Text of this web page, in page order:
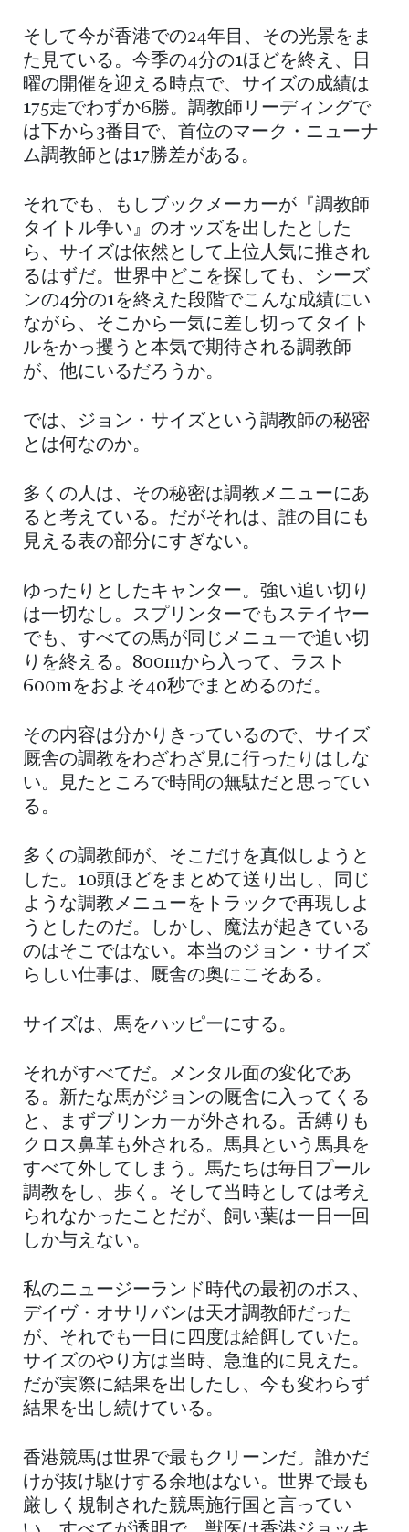
そして今が香港での24年目、その光景をま
た見ている。今季の4分の1ほどを終え、日
曜の開催を迎える時点で、サイズの成績は
175走でわずか6勝。調教師リーディングで
は下から3番目で、首位のマーク・ニューナ
ム調教師とは17勝差がある。
それでも、もしブックメーカーが『調教師
タイトル争い』のオッズを出したとした
ら、サイズは依然として上位人気に推され
るはずだ。世界中どこを探しても、シーズ
ンの4分の1を終えた段階でこんな成績にい
ながら、そこから一気に差し切ってタイト
ルをかっ攫うと本気で期待される調教師
が、他にいるだろうか。
では、ジョン・サイズという調教師の秘密
とは何なのか。
多くの人は、その秘密は調教メニューにあ
ると考えている。だがそれは、誰の目にも
見える表の部分にすぎない。
ゆったりとしたキャンター。強い追い切り
は一切なし。スプリンターでもステイヤー
でも、すべての馬が同じメニューで追い切
りを終える。800mから入って、ラスト
600mをおよそ40秒でまとめるのだ。
その内容は分かりきっているので、サイズ
厩舎の調教をわざわざ見に行ったりはしな
い。見たところで時間の無駄だと思ってい
る。
多くの調教師が、そこだけを真似しようと
した。10頭ほどをまとめて送り出し、同じ
ような調教メニューをトラックで再現しよ
うとしたのだ。しかし、魔法が起きている
のはそこではない。本当のジョン・サイズ
らしい仕事は、厩舎の奥にこそある。
サイズは、馬をハッピーにする。
それがすべてだ。メンタル面の変化であ
る。新たな馬がジョンの厩舎に入ってくる
と、まずブリンカーが外される。舌縛りも
クロス鼻革も外される。馬具という馬具を
すべて外してしまう。馬たちは毎日プール
調教をし、歩く。そして当時としては考え
られなかったことだが、飼い葉は一日一回
しか与えない。
私のニュージーランド時代の最初のボス、
デイヴ・オサリバンは天才調教師だった
が、それでも一日に四度は給餌していた。
サイズのやり方は当時、急進的に見えた。
だが実際に結果を出したし、今も変わらず
結果を出し続けている。
香港競馬は世界で最もクリーンだ。誰かだ
けが抜け駆けする余地はない。世界で最も
厳しく規制された競馬施行国と言ってい